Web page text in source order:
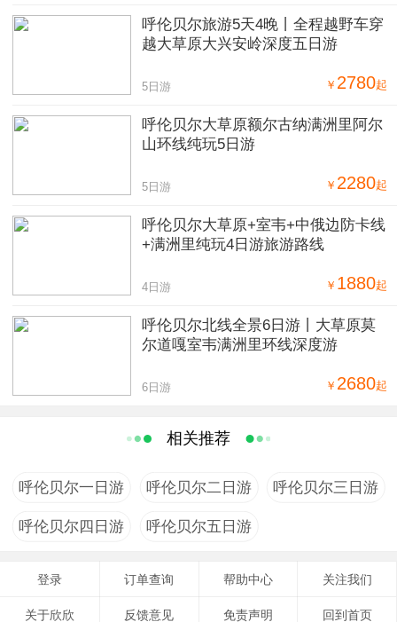
呼伦贝尔旅游5天4晚丨全程越野车穿
越大草原大兴安岭深度五日游
￥ 2780起
5日游
呼伦贝尔大草原额尔古纳满洲里阿尔
山环线纯玩5日游
￥ 2280起
5日游
呼伦贝尔大草原+室韦+中俄边防卡线
+满洲里纯玩4日游旅游路线
￥ 1880起
4日游
呼伦贝尔北线全景6日游丨大草原莫
尔道嘎室韦满洲里环线深度游
￥ 2680起
6日游
相关推荐
呼伦贝尔一日游 呼伦贝尔二日游 呼伦贝尔三日游
呼伦贝尔四日游 呼伦贝尔五日游
登录 订单查询 帮助中心 关注我们
关于欣欣 反馈意见 免责声明 回到首页